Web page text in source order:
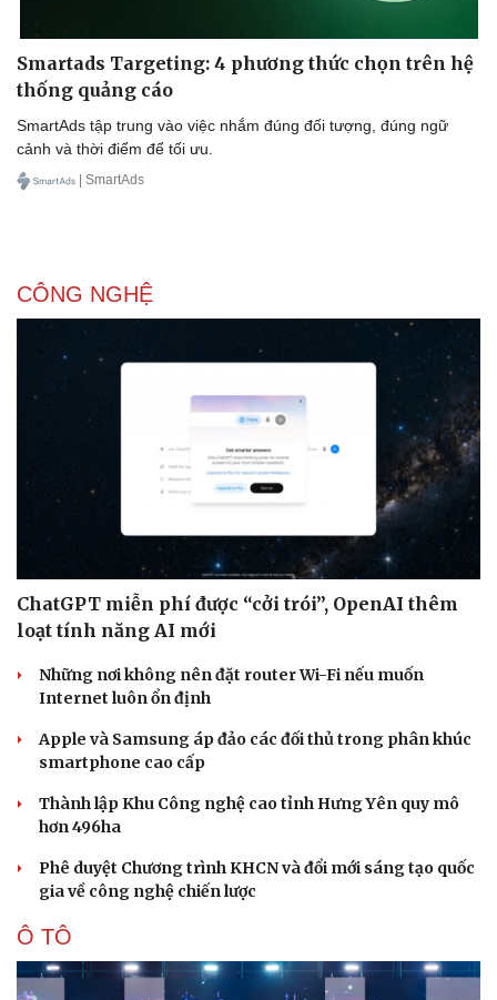
Tư vấn
Podcast
Câu chuyện thời sự
Đọc truyện đêm khuya
Cửa sổ tình yêu
Kể chuyện cho bé
Hạt giống tâm hồn
Smartads Targeting: 4 phương thức chọn trên hệ
thống quảng cáo
SmartAds tập trung vào việc nhắm đúng đối tượng, đúng ngữ
cảnh và thời điểm để tối ưu.
| SmartAds
CÔNG NGHỆ
ChatGPT miễn phí được “cởi trói”, OpenAI thêm
loạt tính năng AI mới
Những nơi không nên đặt router Wi-Fi nếu muốn
Internet luôn ổn định
Apple và Samsung áp đảo các đối thủ trong phân khúc
smartphone cao cấp
Thành lập Khu Công nghệ cao tỉnh Hưng Yên quy mô
hơn 496ha
Phê duyệt Chương trình KHCN và đổi mới sáng tạo quốc
gia về công nghệ chiến lược
Ô TÔ